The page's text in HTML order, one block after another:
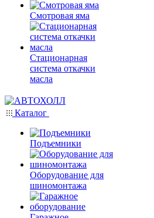
Смотровая яма
Стационарная
система откачки
масла
Каталог
Подъемники
Оборудование для
шиномонтажа